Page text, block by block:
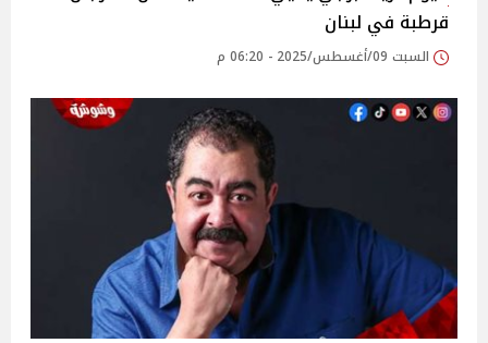
قرطبة في لبنان
السبت 09/أغسطس/2025 - 06:20 م